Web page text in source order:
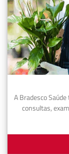
A Bradesco
consultas,